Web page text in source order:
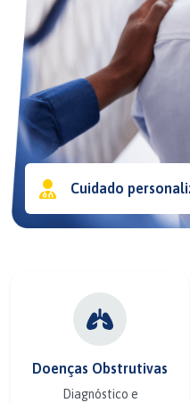
Cuidado
Doenças Obstrutivas
Diagnóstico e